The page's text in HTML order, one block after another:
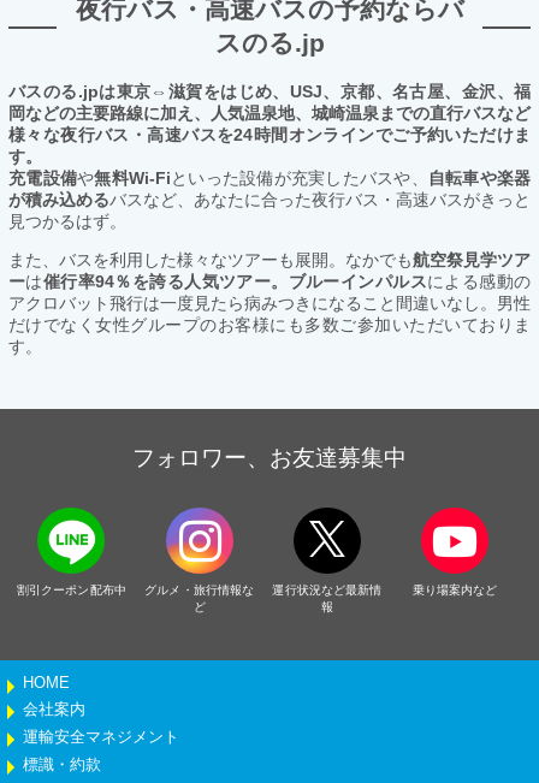
夜行バス・高速バスの予約ならバ
スのる.jp
バスのる.jpは東京⇔滋賀をはじめ、USJ、京都、名古屋、金沢、福
岡などの主要路線に加え、人気温泉地、城崎温泉までの直行バスなど
様々な夜行バス・高速バスを24時間オンラインでご予約いただけま
す。
充電設備や無料Wi-Fiといった設備が充実したバスや、
自転車や楽器
が積み込めるバスなど、あなたに合った夜行バス・高速バスがきっと
見つかるはず。
また、バスを利用した様々なツアーも展開。なかでも航空祭見学ツア
ーは催行率94％を誇る人気ツアー。ブルーインパルスによる感動の
アクロバット飛行は一度見たら病みつきになること間違いなし。男性
だけでなく女性グループのお客様にも多数ご参加いただいておりま
す。
フォロワー、お友達募集中
割引クーポン配布中
グルメ・旅行情報な
ど
運行状況など最新情
報
乗り場案内など
HOME
会社案内
運輸安全マネジメント
標識・約款